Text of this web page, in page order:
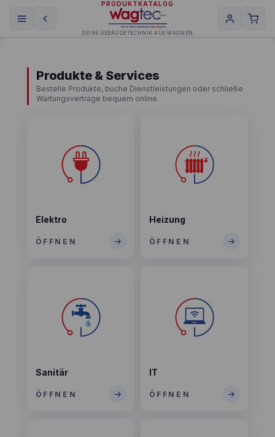
PRODUKTKATALOG
DEINE GEBÄUDETECHNIK AUS WAGRIEN
Produkte & Services
Bestelle Produkte, buche Dienstleistungen oder schließe
Wartungsverträge bequem online.
Elektro
ÖFFNEN →
Heizung
ÖFFNEN →
Sanitär
ÖFFNEN →
IT
ÖFFNEN →